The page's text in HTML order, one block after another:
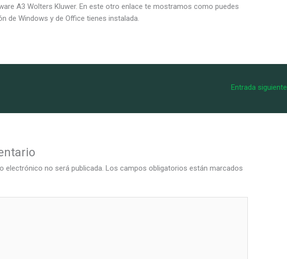
A3 Wolters Kluwer. En este otro enlace te mostramos como puedes
de Windows y de Office tienes instalada.
Entrada siguiente
electrónico no será publicada. Los campos obligatorios están marcados